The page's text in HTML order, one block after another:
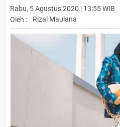
Rabu, 5 Agustus 2020 | 13:55 WIB
Oleh :
Rizal Maulana